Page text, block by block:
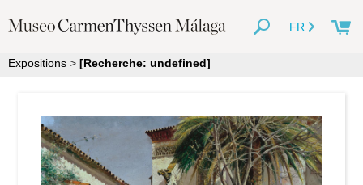
FR
Expositions > [Recherche: undefined]